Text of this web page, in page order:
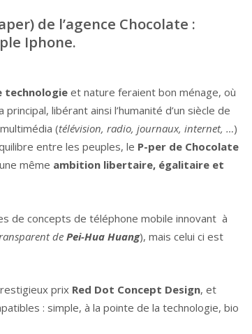
de l’agence Chocolate :
Iphone.
technologieet nature feraient bon ménage, où
libérant ainsi l’humanité d’un siècle de
(télévision, radio, journaux, internet, …)
entre les peuples, le P-per de Chocolate
même ambition libertaire, égalitaire et
de concepts de téléphone mobile innovant à
de Pei-Hua Huang), mais celui ci est
prix Red Dot Concept Design, et
: simple, à la pointe de la technologie, bio